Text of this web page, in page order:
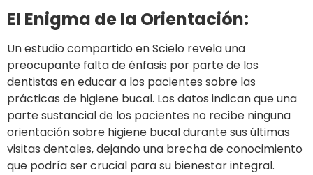
El Enigma de la Orientación:
Un estudio compartido en Scielo revela una
preocupante falta de énfasis por parte de los
dentistas en educar a los pacientes sobre las
prácticas de higiene bucal. Los datos indican que una
parte sustancial de los pacientes no recibe ninguna
orientación sobre higiene bucal durante sus últimas
visitas dentales, dejando una brecha de conocimiento
que podría ser crucial para su bienestar integral.